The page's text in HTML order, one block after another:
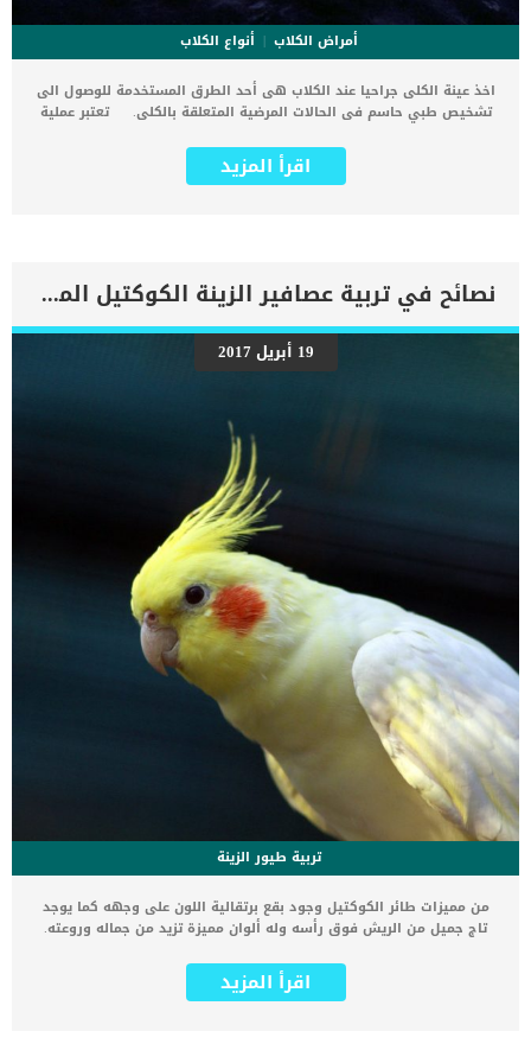
أمراض الكلاب
أنواع الكلاب
اخذ عينة الكلى جراحيا عند الكلاب هى أحد الطرق المستخدمة للوصول الى
تشخيص طبي حاسم فى الحالات المرضية المتعلقة بالكلى. تعتبر عملية
البيطرى باسم “العينة المفتوحة” يعود اسم العينة المفتوحة على هذا
الاجراح لأنه يتطلب فتح البطن وكأن الطبيب سيجرى استئصال كامل للكلى.
الخاصة بالتخدير وشق البطن الجراحى. اقرأ ايضا: ما هى ضمادة الجروح
المائية عند الكلاب اجراءات اخذ عينة الكلى جراحيا عند الكلاب قبل أن تبدأ
الجراحة سيقوم الطبيب بتقييم حالة الكلب العامة من حيث قدرته الصحية
على تحمل التخدير الكلى. اقرأ ايضا: مخاطر تخدير القطط والكلاب في
العمليات الجراحيةيشمل هذا التقييم تحاليل البول والدم والملف
العملية الجراحية.تتم حلاقة المنطقة المحددة لعمل الشق الجراحي
وتعقيمها جيدا.سيقوم الطبيب البيطرى بعمل الشق البطى باستخدام
المشرط الجراحي.بعد ازاحة الانسجة وربط الاوعية الدموية تظهر الكلى […]
اقرأ المزيد
نصائح في تربية عصافير الزينة الكوكتيل المنزلية
19 أبريل 2017
تربية طيور الزينة
من مميزات طائر الكوكتيل وجود بقع برتقالية اللون على وجهه كما يوجد
تاج جميل من الريش فوق رأسه وله ألوان مميزة تزيد من جماله وروعته.
الهامة نذكرها لكم كالتالي تعتبر عصافير الزينة الكوكتيل من الطيور
خفيفة الظل التي تتمتع بقدر كبير من الجمال والشعبية، حيث أنها من
اقرأ المزيد